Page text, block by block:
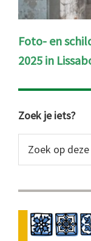
Foto- en
2025 in
Primaire
Sidebar
Zoek je iets?
op
website